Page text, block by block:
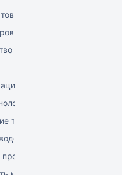
товаров в
заказа
изделия